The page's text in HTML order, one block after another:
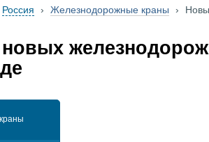
Россия › Железнодорожные краны ›